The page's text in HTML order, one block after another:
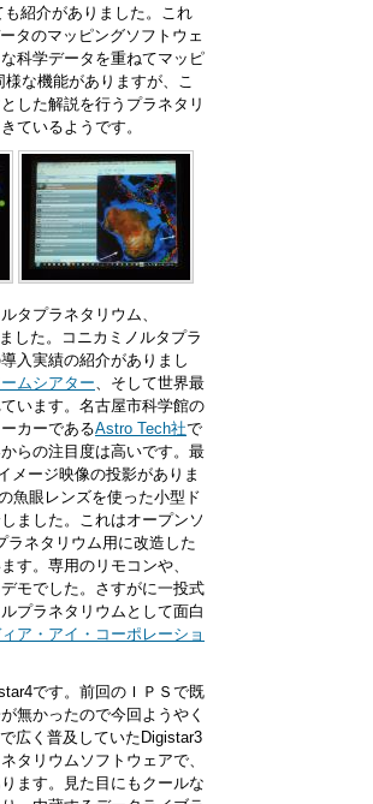
も紹介がありました。これ
タのマッピングソフトウェ
科学データを重ねてマッピ
な機能がありますが、こ
した解説を行うプラネタリ
ているようです。
タプラネタリウム、
した。コニカミノルタプラ
入実績の紹介がありまし
ムシアター 、そして世界最
います。名古屋市科学館の
カーであるAstro Tech社で
らの注目度は高いです。最
メージ映像の投影がありま
魚眼レンズを使った小型ド
ました。これはオープンソ
ラネタリウム用に改造した
す。専用のリモコンや、
モでした。さすがに一投式
プラネタリウムとして面白
ィア・アイ・コーポレーショ
です。前回のＩＰＳで既
無かったので今回ようやく
広く普及していたDigistar3
タリウムソフトウェアで、
ます。見た目にもクールな